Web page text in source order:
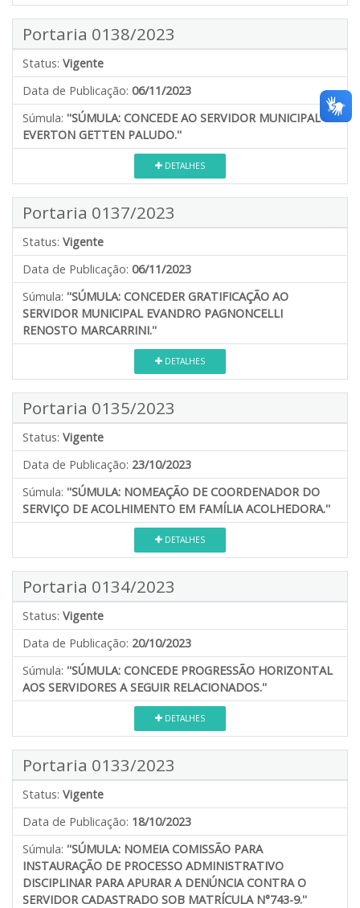
Portaria 0138/2023
Status: Vigente
Data de Publicação: 06/11/2023
Súmula: ''SÚMULA: CONCEDE AO SERVIDOR MUNICIPAL
EVERTON GETTEN PALUDO.''
DETALHES
Portaria 0137/2023
Status: Vigente
Data de Publicação: 06/11/2023
Súmula: ''SÚMULA: CONCEDER GRATIFICAÇÃO AO
SERVIDOR MUNICIPAL EVANDRO PAGNONCELLI
RENOSTO MARCARRINI.''
DETALHES
Portaria 0135/2023
Status: Vigente
Data de Publicação: 23/10/2023
Súmula: ''SÚMULA: NOMEAÇÃO DE COORDENADOR DO
SERVIÇO DE ACOLHIMENTO EM FAMÍLIA ACOLHEDORA.''
DETALHES
Portaria 0134/2023
Status: Vigente
Data de Publicação: 20/10/2023
Súmula: ''SÚMULA: CONCEDE PROGRESSÃO HORIZONTAL
AOS SERVIDORES A SEGUIR RELACIONADOS.''
DETALHES
Portaria 0133/2023
Status: Vigente
Data de Publicação: 18/10/2023
Súmula: ''SÚMULA: NOMEIA COMISSÃO PARA
INSTAURAÇÃO DE PROCESSO ADMINISTRATIVO
DISCIPLINAR PARA APURAR A DENÚNCIA CONTRA O
SERVIDOR CADASTRADO SOB MATRÍCULA N°743-9.''